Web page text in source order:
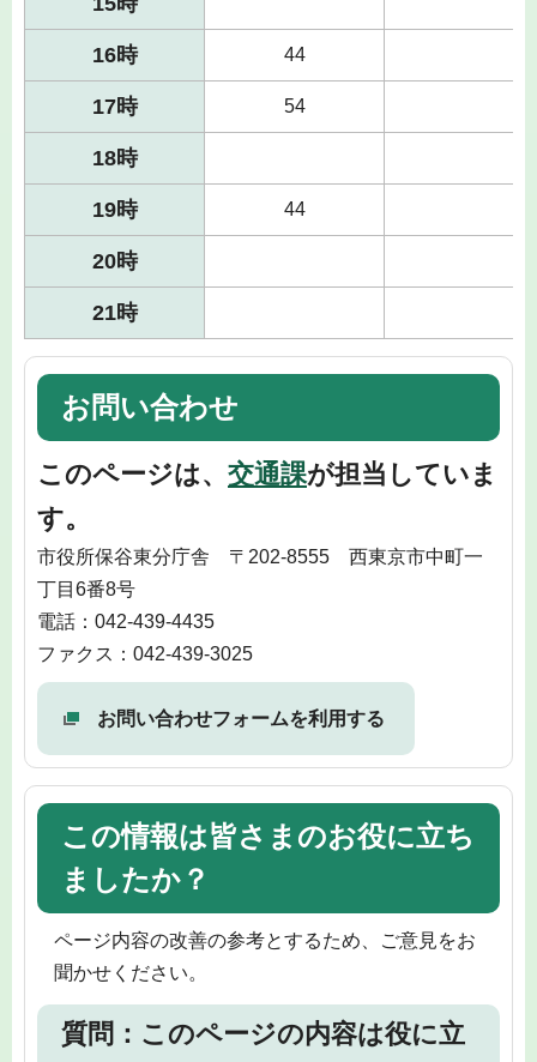
16時 44
17時 54
18時
19時 44
20時
21時
お問い合わせ
このページは、 交通課が担当していま
す。
市役所保谷東分庁舎 〒202-8555 西東京市中町一
丁目6番8号
電話：042-439-4435
ファクス：042-439-3025
お問い合わせフォームを利用する
この情報は皆さまのお役に立ち
ましたか？
ページ内容の改善の参考とするため、ご意見をお
聞かせください。
質問：このページの内容は役に立